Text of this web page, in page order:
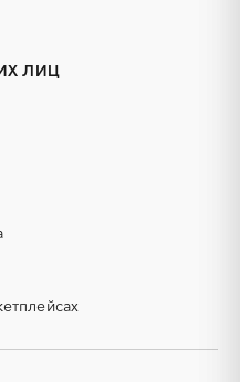
КИП (контрольно-
СКС (структурированные
СОЖ (смазочно-
Калужская область
Марий Эл
ЛИЦ